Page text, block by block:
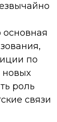
основная
по
новых
роль
связи